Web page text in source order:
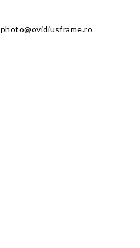
photo@ovidiusframe.ro